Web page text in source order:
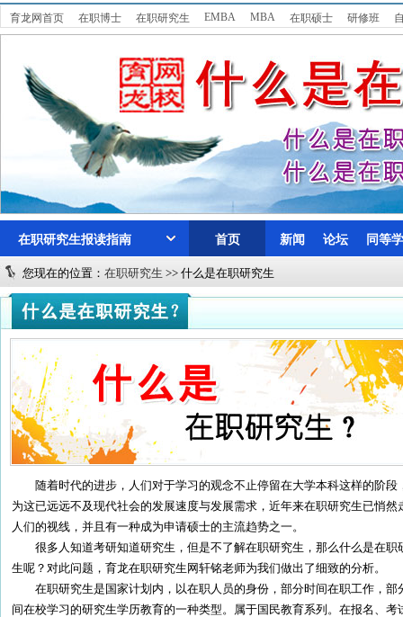
育龙网首页 在职博士 在职研究生 EMBA MBA 在职硕士 研修班
公务员
在职研究生报读指南 首页 新闻 论坛 同等
您现在的位置： 在职研究生 >> 什么是在职研究生
随着时代的进步，人们对于学习的观念不止停留在大学本科这样的阶段
为这已远远不及现代社会的发展速度与发展需求，近年来在职研究生已悄然
人们的视线，并且有一种成为申请硕士的主流趋势之一。
很多人知道考研知道研究生，但是不了解在职研究生，那么什么是在职
生呢？对此问题，育龙在职研究生网轩铭老师为我们做出了细致的分析。
在职研究生是国家计划内，以在职人员的身份，部分时间在职工作，部
间在校学习的研究生学历教育的一种类型。属于国民教育系列。在报名、考